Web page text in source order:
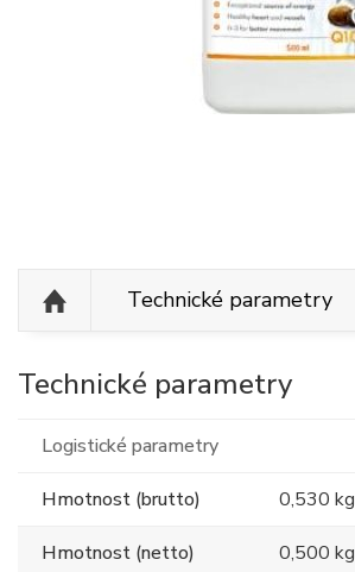
Technické parametry
Technické parametry
Logistické parametry
Hmotnost (brutto) 0,530 kg
Hmotnost (netto) 0,500 kg